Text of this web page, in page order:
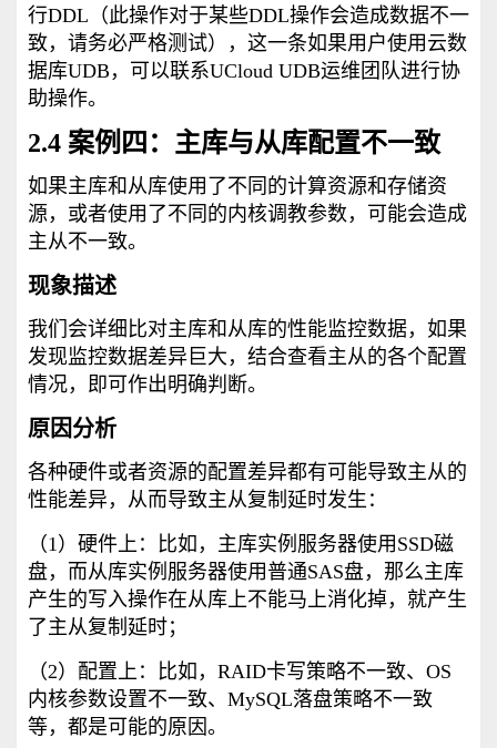
行DDL（此操作对于某些DDL操作会造成数据不一
致，请务必严格测试），这一条如果用户使用云数
据库UDB，可以联系UCloud UDB运维团队进行协
助操作。
2.4 案例四：主库与从库配置不一致
如果主库和从库使用了不同的计算资源和存储资
源，或者使用了不同的内核调教参数，可能会造成
主从不一致。
现象描述
我们会详细比对主库和从库的性能监控数据，如果
发现监控数据差异巨大，结合查看主从的各个配置
情况，即可作出明确判断。
原因分析
各种硬件或者资源的配置差异都有可能导致主从的
性能差异，从而导致主从复制延时发生：
（1）硬件上：比如，主库实例服务器使用SSD磁
盘，而从库实例服务器使用普通SAS盘，那么主库
产生的写入操作在从库上不能马上消化掉，就产生
了主从复制延时；
（2）配置上：比如，RAID卡写策略不一致、OS
内核参数设置不一致、MySQL落盘策略不一致
等，都是可能的原因。